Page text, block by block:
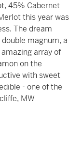
45% Cabernet
this year was
The dream
magnum, a
array of
on the
with sweet
- one of the
MW